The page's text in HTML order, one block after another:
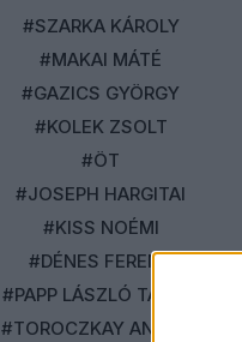
#SZARKA KÁROLY
#MAKAI MÁTÉ
#GAZICS GYÖRGY
#KOLEK ZSOLT
#ÖT
#JOSEPH HARGITAI
#KISS NOÉMI
#DÉNES FERENC
#PAPP LÁSZLÓ TAMÁS
#TOROCZKAY ANDRÁS